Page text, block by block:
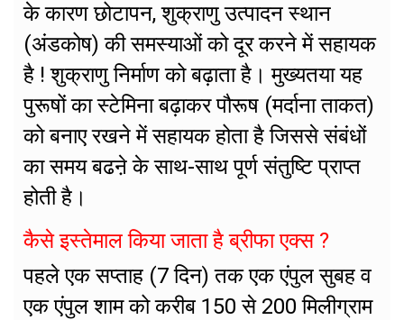
के कारण छोटापन, शुक्राणु उत्पादन स्थान
(अंडकोष) की समस्याओं को दूर करने में सहायक
है ! शुक्राणु निर्माण को बढ़ाता है। मुख्यतया यह
पुरूषों का स्टेमिना बढ़ाकर पौरूष (मर्दाना ताकत)
को बनाए रखने में सहायक होता है जिससे संबंधों
का समय बढऩे के साथ-साथ पूर्ण संतुष्टि प्राप्त
होती है।
कैसे इस्तेमाल किया जाता है ब्रीफा एक्स ?
पहले एक सप्ताह (7 दिन) तक एक एंपुल सुबह व
एक एंपुल शाम को करीब 150 से 200 मिलीग्राम